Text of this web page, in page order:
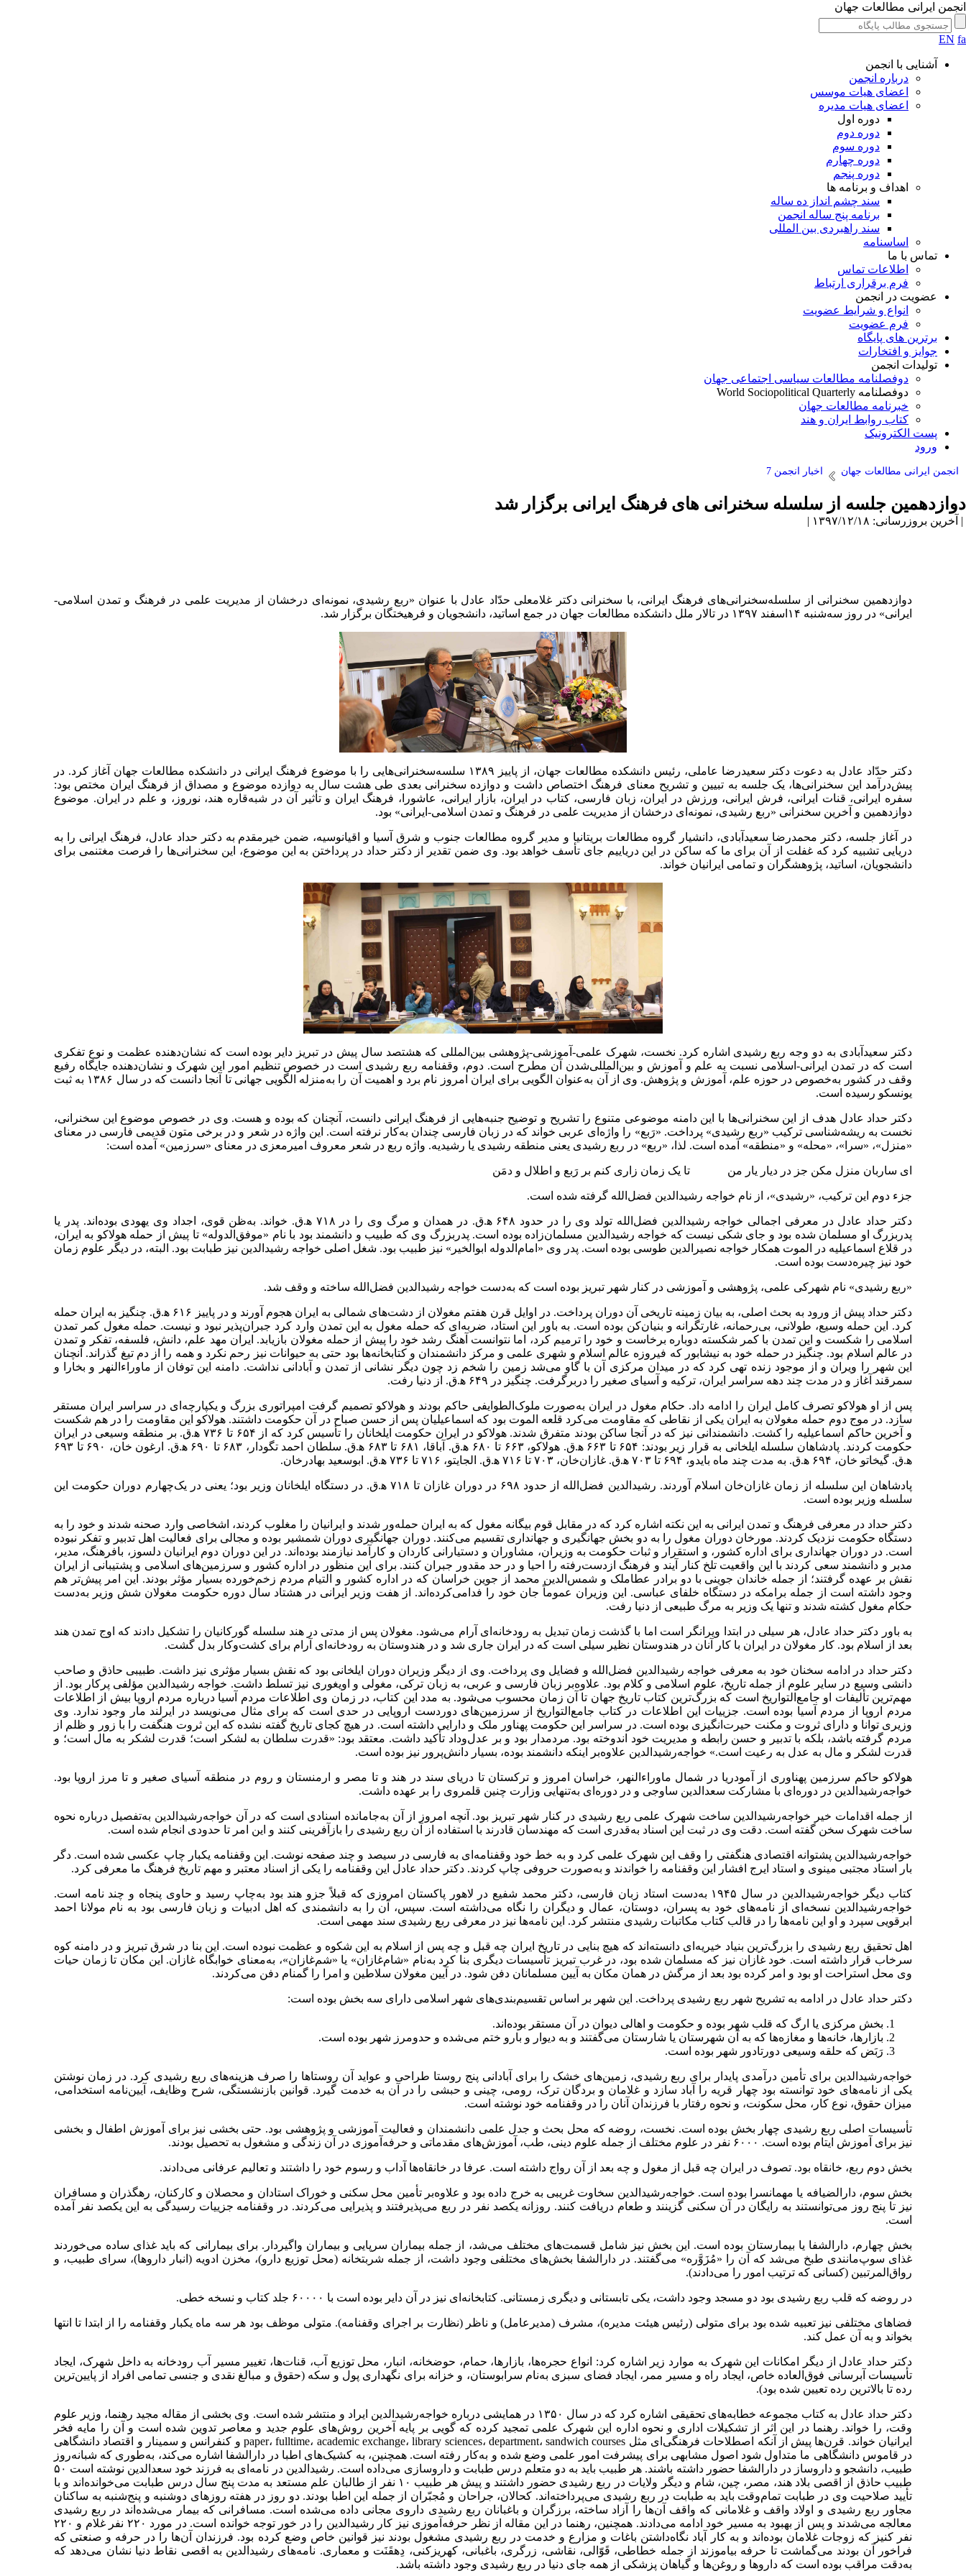
انجمن ایرانی مطالعات جهان
EN fa
آشنایی با انجمن
درباره انجمن
اعضای هیات موسس
اعضای هیات مدیره
دوره اول
دوره دوم
دوره سوم
دوره چهارم
دوره پنجم
اهداف و برنامه ها
سند چشم انداز ده ساله
برنامه پنج ساله انجمن
سند راهبردی بین المللی
اساسنامه
تماس با ما
اطلاعات تماس
فرم برقراری ارتباط
عضویت در انجمن
انواع و شرایط عضویت
فرم عضویت
برترین های پایگاه
جوایز و افتخارات
تولیدات انجمن
دوفصلنامه مطالعات سیاسی اجتماعی جهان
دوفصلنامه World Sociopolitical Quarterly
خبرنامه مطالعات جهان
کتاب روابط ایران و هند
پست الکترونیک
ورود
انجمن ایرانی مطالعات جهان اخبار انجمن 7
دوازدهمین جلسه از سلسله سخنرانی های فرهنگ ایرانی برگزار شد
| آخرین بروزرسانی: ۱۳۹۷/۱۲/۱۸ |
دوازدهمین سخنرانی از سلسله‌سخنرانی‌های فرهنگ ایرانی، با سخنرانی دکتر غلامعلی حدّاد عادل با عنوان «ربع رشیدی، نمونه‌ای درخشان از مدیریت علمی در فرهنگ و تمدن اسلامی-
ایرانی» در روز سه‌شنبه ۱۴اسفند ۱۳۹۷ در تالار ملل دانشکده مطالعات جهان در جمع اساتید، دانشجویان و فرهیختگان برگزار شد.
دکتر حدّاد عادل به دعوت دکتر سعیدرضا عاملی، رئیس دانشکده مطالعات جهان، از پاییز ۱۳۸۹ سلسه‌سخنرانی‌هایی را با موضوع فرهنگ ایرانی در دانشکده مطالعات جهان آغاز کرد. در
پیش‌درآمد این سخنرانی‌ها، یک جلسه به تبیین و تشریح معنای فرهنگ اختصاص داشت و دوازده سخنرانی بعدی طی هشت سال به دوازده موضوع و مصداق از فرهنگ ایران مختص بود:
سفره ایرانی، قنات ایرانی، فرش ایرانی، ورزش در ایران، زبان فارسی، کتاب در ایران، بازار ایرانی، عاشورا، فرهنگ ایران و تأثیر آن در شبه‌قاره هند، نوروز، و علم در ایران. موضوع
دوازدهمین و آخرین سخنرانی «ربع رشیدی، نمونه‌ای درخشان از مدیریت علمی در فرهنگ و تمدن اسلامی-ایرانی» بود.
در آغاز جلسه، دکتر محمدرضا سعیدآبادی، دانشیار گروه مطالعات بریتانیا و مدیر گروه مطالعات جنوب و شرق آسیا و اقیانوسیه، ضمن خیرمقدم به دکتر حداد عادل، فرهنگ ایرانی را به
دریایی تشبیه کرد که غفلت از آن برای ما که ساکن در این دریاییم جای تأسف خواهد بود. وی ضمن تقدیر از دکتر حداد در پرداختن به این موضوع، این سخنرانی‌ها را فرصت مغتنمی برای
دانشجویان، اساتید، پژوهشگران و تمامی ایرانیان خواند.
دکتر سعیدآبادی به دو وجه ربع رشیدی اشاره کرد. نخست، شهرک علمی-آموزشی-پژوهشی بین‌المللی که هشتصد سال پیش در تبریز دایر بوده است که نشان‌دهنده عظمت و نوع تفکری
است که در تمدن ایرانی-اسلامی نسبت به علم و آموزش و بین‌المللی‌شدن آن مطرح است. دوم، وقفنامه ربع رشیدی است در خصوص تنظیم امور این شهرک و نشان‌دهنده جایگاه رفیع
وقف در کشور به‌خصوص در حوزه علم، آموزش و پژوهش. وی از آن به‌عنوان الگویی برای ایران امروز نام برد و اهمیت آن را به‌منزله الگویی جهانی تا آنجا دانست که در سال ۱۳۸۶ به ثبت
یونسکو رسیده است.
دکتر حداد عادل هدف از این سخنرانی‌ها با این دامنه موضوعی متنوع را تشریح و توضیح جنبه‌هایی از فرهنگ ایرانی دانست، آنچنان که بوده و هست. وی در خصوص موضوع این سخنرانی،
نخست به ریشه‌شناسی ترکیب «ربع رشیدی» پرداخت. «رَبع» را واژه‌ای عربی خواند که در زبان فارسی چندان به‌کار نرفته است. این واژه در شعر و در برخی متون قدیمی فارسی در معنای
«منزل»، «سرا»، «محله» و «منطقه» آمده است. لذا، «ربع» در ربع رشیدی یعنی منطقه رشیدی یا رشیدیه. واژه ربع در شعر معروف امیرمعزی در معنای «سرزمین» آمده است:
ای ساربان منزل مکن جز در دیار یار من تا یک زمان زاری‌ کنم بر رَبع ‌و اطلال و دمَن
جزء دوم این ترکیب، «رشیدی»، از نام خواجه رشیدالدین فضل‌الله گرفته شده است.
دکتر حداد عادل در معرفی اجمالی خواجه ‌رشیدالدین فضل‌الله تولد وی را در حدود ۶۴۸ ﻫ.ق. در همدان و مرگ وی را در ۷۱۸ ﻫ.ق. خواند. به‌ظن قوی، اجداد وی یهودی بوده‌اند. پدر یا
پدربزرگ او مسلمان شده بود و جای شکی نیست که خواجه‌ رشید‌الدین مسلمان‌زاده بوده است. پدربزرگ وی که طبیب و دانشمند بود با نام «موفق‌الدوله» تا پیش از حمله هولاکو به ایران،
در قلاع اسماعیلیه در الموت همکار خواجه نصیرالدین طوسی بوده است. پدر وی «امام‌الدوله ابوالخیر» نیز طبیب بود. شغل اصلی خواجه رشیدالدین نیز طبابت بود. البته، در دیگر علوم زمان
خود نیز چیره‌دست بوده است.
«ربع رشیدی» نام شهرکی علمی، پژوهشی و آموزشی در کنار شهر تبریز بوده است که به‌دست خواجه رشیدالدین فضل‌الله ساخته و وقف شد.
دکتر حداد پیش از ورود به بحث اصلی، به بیان زمینه تاریخی آن دوران پرداخت. در اوایل قرن هفتم مغولان از دشت‌های شمالی به ایران هجوم آورند و در پاییز ۶۱۶ ﻫ.ق. چنگیز به ایران حمله
کرد. این حمله وسیع، طولانی، بی‌رحمانه، غارتگرانه و بنیان‌کن بوده است. به باور این استاد، ضربه‌ای که حمله مغول به این تمدن وارد کرد جبران‌پذیر نبود و نیست. حمله مغول کمر تمدن
اسلامی را شکست و این تمدن با کمر شکسته دوباره برخاست و خود را ترمیم کرد، اما نتوانست آهنگ رشد خود را پیش از حمله مغولان بازیابد. ایران مهد علم، دانش، فلسفه، تفکر و تمدن
در عالم اسلام بود. چنگیز در حمله خود به نیشابور که فیروزه عالم اسلام و شهری علمی و مرکز دانشمندان و کتابخانه‌ها بود حتی به حیوانات نیز رحم نکرد و همه را از دم تیغ گذراند. آنچنان
این شهر را ویران و از موجود زنده تهی کرد که در میدان مرکزی آن با گاو می‌شد زمین را شخم زد چون دیگر نشانی از تمدن و آبادانی نداشت. دامنه این توفان از ماوراء‌النهر و بخارا و
سمرقند آغاز و در مدت چند دهه سراسر ایران، ترکیه و آسیای صغیر را دربرگرفت. چنگیز در ۶۴۹ ﻫ.ق. از دنیا رفت.
پس از او هولاکو تصرف کامل ایران را ادامه داد. حکام مغول در ایران به‌صورت ملوک‌الطوایفی حاکم بودند و هولاکو تصمیم گرفت امپراتوری بزرگ و یکپارچه‌ای در سراسر ایران مستقر
سازد. در موج دوم حمله مغولان به ایران یکی از نقاطی که مقاومت می‌کرد قلعه الموت بود که اسماعیلیان پس از حسن صباح در آن حکومت داشتند. هولاکو این مقاومت را در هم شکست
و آخرین حاکم اسماعیلیه را کشت. دانشمندانی نیز که در آنجا ساکن بودند متفرق شدند. هولاکو در ایران حکومت ایلخانان را تأسیس کرد که از ۶۵۴ تا ۷۳۶ ﻫ.ق. بر منطقه وسیعی در ایران
حکومت کردند. پادشاهان سلسله ایلخانی به قرار زیر بودند: ۶۵۴ تا ۶۶۳ ﻫ.ق. هولاکو، ۶۶۳ تا ۶۸۰ ﻫ.ق. آباقا، ۶۸۱ تا ۶۸۳ ﻫ.ق. سلطان احمد تگودار، ۶۸۳ تا ۶۹۰ ﻫ.ق. ارغون خان، ۶۹۰ تا ۶۹۳
ﻫ.ق. گیخاتو خان، ۶۹۴ ﻫ.ق. به مدت چند ماه بایدو، ۶۹۴ تا ۷۰۳ ﻫ.ق. غازان‌خان، ۷۰۳ تا ۷۱۶ ﻫ.ق. الجایتو، ۷۱۶ تا ۷۳۶ ﻫ.ق. ابوسعید بهادرخان.
پادشاهان این سلسله از زمان غازان‌خان اسلام آوردند. رشید‌الدین فضل‌الله از حدود ۶۹۸ در دوران غازان تا ۷۱۸ ﻫ.ق. در دستگاه ایلخانان وزیر بود؛ یعنی در یک‌چهارم دوران حکومت این
سلسله وزیر بوده است.
دکتر حداد در معرفی فرهنگ و تمدن ایرانی به این نکته اشاره کرد که در مقابل قوم بیگانه مغول که به ایران حمله‌ور شدند و ایرانیان را مغلوب کردند، اشخاصی وارد صحنه شدند و خود را به
دستگاه حکومت نزدیک کردند. مورخان دوران مغول را به دو بخش جهانگیری و جهانداری تقسیم می‌کنند. دوران جهانگیری دوران شمشیر بوده و مجالی برای فعالیت اهل تدبیر و تفکر نبوده
است. در دوران جهانداری برای اداره کشور، و استقرار و ثبات حکومت به وزیران، مشاوران و دستیارانی کاردان و کارآمد نیازمند بوده‌اند. در این دوران دوم ایرانیان دلسوز، بافرهنگ، مدیر،
مدبر و دانشمند سعی کردند با این واقعیت تلخ کنار آیند و فرهنگ ازدست‌رفته را احیا و در حد مقدور جبران کنند. برای این منظور در اداره کشور و سرزمین‌های اسلامی و پشتیبانی از ایران
نقش بر عهده گرفتند؛ از جمله خاندان جوینی با دو برادر عطاملک و شمس‌الدین محمد از جوین خراسان که در اداره کشور و التیام مردم زخم‌خورده بسیار مؤثر بودند. این امر پیش‌تر هم
وجود داشته است از جمله برامکه در دستگاه خلفای عباسی. این وزیران عموماً جان خود را فدامی‌کرده‌اند. از هفت وزیر ایرانی در هشتاد سال دوره حکومت مغولان شش وزیر به‌دست
حکام مغول کشته شدند و تنها یک وزیر به مرگ طبیعی از دنیا رفت.
به باور دکتر حداد عادل، هر سیلی در ابتدا ویرانگر است اما با گذشت زمان تبدیل به رودخانه‌ای آرام می‌شود. مغولان پس از مدتی در هند سلسله گورکانیان را تشکیل دادند که اوج تمدن هند
بعد از اسلام بود. کار مغولان در ایران با کار آنان در هندوستان نظیر سیلی است که در ایران جاری شد و در هندوستان به رودخانه‌ای آرام برای کشت‌وکار بدل گشت.
دکتر حداد در ادامه سخنان خود به معرفی خواجه ‌رشیدالدین فضل‌الله و فضایل وی پرداخت. وی از دیگر وزیران دوران ایلخانی بود که نقش بسیار مؤثری نیز داشت. طبیبی حاذق و صاحب
دانشی وسیع در سایر علوم از جمله تاریخ، علوم اسلامی و کلام بود. علاوه‌بر زبان فارسی و عربی، به زبان ترکی، مغولی و اویغوری نیز تسلط داشت. خواجه رشیدالدین مؤلفی پرکار بود. از
مهم‌ترین تألیفات او جامع‌التواریخ است که بزرگ‌ترین کتاب‌ تاریخ جهان تا آن زمان محسوب می‌شود. به مدد این کتاب، در زمان وی اطلاعات مردم آسیا درباره مردم اروپا بیش از اطلاعات
مردم اروپا از مردم آسیا بوده است. جزییات این اطلاعات در کتاب جامع‌التواریخ از سرزمین‌های دوردست اروپایی در حدی است که برای مثال می‌نویسد در ایرلند مار وجود ندارد. وی
وزیری توانا و دارای ثروت و مکنت حیرت‌انگیزی بوده است. در سراسر این حکومت پهناور ملک و دارایی داشته است. در هیچ کجای تاریخ گفته نشده که این ثروت هنگفت را با زور و ظلم از
مردم گرفته باشد، بلکه با تدبیر و حسن رابطه و مدیریت خود اندوخته بود. مردمدار بود و بر عدل‌وداد تأکید داشت. معتقد بود: «قدرت سلطان به لشکر است؛ قدرت لشکر به مال است؛ و
قدرت لشکر و مال به عدل به رعیت است.» خواجه‌رشیدالدین علاوه‌بر اینکه دانشمند بوده، بسیار دانش‌پرور نیز بوده است.
هولاکو حاکم سرزمین پهناوری از آمودریا در شمال ماوراءالنهر، خراسان امروز و ترکستان تا دریای سند در هند و تا مصر و ارمنستان و روم در منطقه آسیای صغیر و تا مرز اروپا بود.
خواجه‌رشیدالدین در دوره‌ای با مشارکت سعدالدین ساوجی و در دوره‌ای به‌تنهایی وزارت چنین قلمروی را بر عهده داشت.
از جمله اقدامات خیر خواجه‌رشیدالدین ساخت شهرک علمی ربع رشیدی در کنار شهر تبریز بود. آنچه امروز از آن به‌جامانده اسنادی است که در آن خواجه‌رشیدالدین به‌تفصیل درباره نحوه
ساخت شهرک سخن گفته است. دقت وی در ثبت این اسناد به‌قدری است که مهندسان قادرند با استفاده از آن ربع رشیدی را بازآفرینی کنند و این امر تا حدودی انجام شده است.
خواجه‌رشیدالدین پشتوانه اقتصادی هنگفتی را وقف این شهرک علمی کرد و به خط خود وقفنامه‌ای به فارسی در سیصد و چند صفحه نوشت. این وقفنامه یکبار چاپ عکسی شده است. دگر
بار استاد مجتبی مینوی و استاد ایرج افشار این وقفنامه را خواندند و به‌صورت حروفی چاپ کردند. دکتر حداد عادل این وقفنامه را یکی از اسناد معتبر و مهم تاریخ فرهنگ ما معرفی کرد.
کتاب دیگر خواجه‌رشیدالدین در سال ۱۹۴۵ به‌دست استاد زبان فارسی، دکتر محمد شفیع در لاهور پاکستان امروزی که قبلاً جزو هند بود به‌چاپ رسید و حاوی پنجاه و چند نامه است.
خواجه‌رشیدالدین نسخه‌ای از نامه‌های خود به پسران، دوستان، عمال و دیگران را نگاه می‌داشته است. سپس، آن را به دانشمندی که اهل ادبیات و زبان فارسی بود به نام مولانا احمد
ابرقویی سپرد و او این نامه‌ها را در قالب کتاب مکاتبات رشیدی منتشر کرد. این نامه‌ها نیز در معرفی ربع رشیدی سند مهمی است.
اهل تحقیق ربع رشیدی را بزرگ‌ترین بنیاد خیریه‌ای دانسته‌اند که هیچ بنایی در تاریخ ایران چه قبل و چه پس از اسلام به این شکوه و عظمت نبوده است. این بنا در شرق تبریز و در دامنه کوه
سرخاب قرار داشته است. خود غازان نیز که مسلمان شده بود، در غرب تبریز تأسیسات دیگری بنا کرد به‌نام «شام‌غازان» یا «شم‌غازان»، به‌معنای خوابگاه غازان. این مکان تا زمان حیات
وی محل استراحت او بود و امر کرده بود بعد از مرگش در همان مکان به آیین مسلمانان دفن شود. در آیین مغولان سلاطین و امرا را گمنام دفن می‌کردند.
دکتر حداد عادل در ادامه به تشریح شهر ربع ‌رشیدی پرداخت. این شهر بر اساس تقسیم‌بندی‌های شهر اسلامی دارای سه بخش بوده است:
بخش مرکزی یا ارگ که قلب شهر بوده و حکومت و اهالی دیوان در آن مستقر بوده‌اند.
بازارها، خانه‌ها و مغازه‌ها که به آن شهرستان یا شارستان می‌گفتند و به دیوار و بارو ختم می‌شده و حدومرز شهر بوده است.
رَبَض که حلقه وسیعی دورتادور شهر بوده است.
خواجه‌‌رشیدالدین برای تأمین درآمدی پایدار برای ربع رشیدی، زمین‌های خشک را برای آبادانی پنج روستا طراحی و عواید آن روستاها را صرف هزینه‌های ربع رشیدی ‌کرد. در زمان نوشتن
یکی از نامه‌های خود توانسته بود چهار قریه را آباد سازد و غلامان و بردگان ترک، رومی، چینی و حبشی را در آن به خدمت گیرد. قوانین بازنشستگی، شرح وظایف، آیین‌نامه استخدامی،
میزان حقوق، نوع کار، محل سکونت، و نحوه رفتار با فرزندان آنان را در وقفنامه خود نوشته است.
تأسیسات اصلی ربع رشیدی چهار بخش بوده است. نخست، روضه که محل بحث و جدل علمی دانشمندان و فعالیت آموزشی و پژوهشی بود. حتی بخشی نیز برای آموزش اطفال و بخشی
نیز برای آموزش ایتام بوده است. ۶۰۰۰ نفر در علوم مختلف از جمله علوم دینی، طب، آموزش‌های مقدماتی و حرفه‌آموزی در آن زندگی و مشغول به تحصیل بودند.
بخش دوم ربع، خانقاه بود. تصوف در ایران چه قبل از مغول و چه بعد از آن رواج داشته است. عرفا در خانقاه‌ها آداب و رسوم خود را داشتند و تعالیم عرفانی می‌دادند.
بخش سوم، دارالضیافه یا مهمانسرا بوده است. خواجه‌‌رشیدالدین سخاوت غریبی به خرج داده بود و علاوه‌بر تأمین محل سکنی و خوراک استادان و محصلان و کارکنان، رهگذران و مسافران
نیز تا پنج روز می‌توانستند به رایگان در آن سکنی گزینند و طعام دریافت کنند. روزانه یکصد نفر در ربع می‌پذیرفتند و پذیرایی می‌کردند. در وقفنامه جزییات رسیدگی به این یکصد نفر آمده
است.
بخش چهارم، دارالشفا یا بیمارستان بوده است. این بخش نیز شامل قسمت‌های مختلف می‌شد، از جمله بیماران سرپایی و بیماران واگیردار. برای بیمارانی که باید غذای ساده می‌خوردند
غذای سوپ‌مانندی طبخ می‌شد که آن را «مُزَوَّره» می‌گفتند. در دارالشفا بخش‌های مختلفی وجود داشت، از جمله شربتخانه (محل توزیع دارو)، مخزن‌ ادویه (انبار داروها)، سرای طبیب، و
رواق‌المرتبین (کسانی که ترتیب امور را می‌دادند).
در روضه که قلب ربع رشیدی بود دو مسجد وجود داشت، یکی تابستانی و دیگری زمستانی. کتابخانه‌ای نیز در آن دایر بوده است با ۶۰۰۰۰ جلد کتاب و نسخه خطی.
فضاهای مختلفی نیز تعبیه شده بود برای متولی (رئیس هیئت مدیره)، مشرف (مدیرعامل) و ناظر (نظارت بر اجرای وقفنامه). متولی موظف بود هر سه ماه یکبار وقفنامه را از ابتدا تا انتها
بخواند و به آن عمل کند.
دکتر حداد عادل از دیگر امکانات این شهرک به موارد زیر اشاره کرد: انواع حجره‌ها، بازارها، حمام، حوضخانه، انبار، محل توزیع آب، قنات‌ها، تغییر مسیر آب رودخانه به داخل شهرک، ایجاد
تأسیسات آبرسانی فوق‌العاده خاص، ایجاد راه و مسیر ممر، ایجاد فضای سبزی به‌نام سرابوستان، و خزانه برای نگهداری پول و سکه (حقوق و مبالغ نقدی و جنسی تمامی افراد از پایین‌ترین
رده تا بالاترین رده تعیین شده بود).
دکتر حداد عادل به کتاب مجموعه‌ خطابه‌های تحقیقی اشاره کرد که در سال ۱۳۵۰ در همایشی درباره خواجه‌رشید‌الدین ایراد و منتشر شده است. وی بخشی از مقاله مجید رهنما، وزیر علوم
وقت، را خواند. رهنما در این اثر از تشکیلات اداری و نحوه اداره این شهرک علمی تمجید کرده که گویی بر پایه آخرین روش‌های علوم جدید و معاصر تدوین شده است و آن را مایه فخر
ایرانیان خواند. قرن‌ها پیش از آنکه اصطلاحات فرهنگی‌ای مثل paper، fulltime، academic exchange، library sciences، department، sandwich courses و کنفرانس و سمینار و اقتصاد دانشگاهی
در قاموس دانشگاهی ما متداول شود اصول مشابهی برای پیشرفت امور علمی وضع شده و به‌کار رفته است. همچنین، به کشیک‌های اطبا در دارالشفا اشاره می‌کند، به‌طوری که شبانه‌روز
طبیب، دانشجو و داروساز در دارالشفا حضور داشته باشند. هر طبیب باید به دو متعلم درس طبابت و داروسازی می‌داده است. رشید‌الدین در نامه‌ای به فرزند خود سعدالدین نوشته است ۵۰
طبیب حاذق از اقصی بلاد هند، مصر، چین، شام و دیگر ولایات در ربع رشیدی حضور داشتند و پیش هر طبیب ۱۰ نفر از طالبان علم مستعد به مدت پنج سال درس طبابت می‌خوانده‌اند و با
تأیید صلاحیت وی در طبابت تمام‌وقت باید به طبابت در ربع رشیدی می‌پرداخته‌اند. کحالان، جراحان و مُجبّران از جمله این اطبا بودند. دو روز در هفته روزهای دوشنبه و پنج‌شنبه به ساکنان
مجاور ربع ‌رشیدی و اولاد واقف و غلامانی که واقف آن‌ها را آزاد ساخته، برزگران و باغبانان ربع ‌رشیدی داروی مجانی داده می‌شده است. مسافرانی که بیمار می‌شده‌اند در ربع رشیدی
معالجه می‌شدند و پس از بهبود به مسیر خود ادامه می‌دادند. همچنین، رهنما در این مقاله از نظر حرفه‌آموزی نیز کار رشید‌الدین را در خور توجه خوانده است. در مورد ۲۲۰ نفر غلام و ۲۲۰
نفر کنیز که زوجات غلامان بوده‌اند و به کار آباد نگاه‌داشتن باغات و مزارع و خدمت در ربع رشیدی مشغول بودند نیز قوانین خاص وضع کرده بود. فرزندان آن‌ها را در حرفه و صنعتی که
فراخور آن بودند می‌گماشت تا حرفه بیاموزند از جمله خطاطی، قَوّالی، نقاشی، زرگری، باغبانی، کهریزکنی، دِهقَنَت و معماری. نامه‌های رشید‌الدین به اقصی نقاط دنیا نشان می‌دهد که
به‌دقت مراقب بوده است که داروها و روغن‌ها و گیاهان پزشکی از همه جای دنیا در ربع رشیدی وجود داشته باشد.